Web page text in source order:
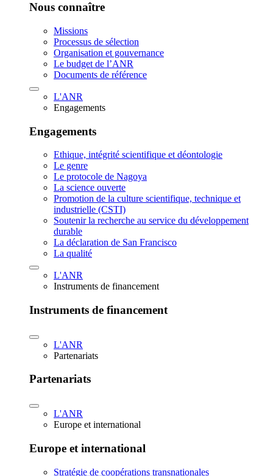
Nous connaître
Missions
Processus de sélection
Organisation et gouvernance
Le budget de l’ANR
Documents de référence
L'ANR
Engagements
Engagements
Ethique, intégrité scientifique et déontologie
Le genre
Le protocole de Nagoya
La science ouverte
Promotion de la culture scientifique, technique et
industrielle (CSTI)
Soutenir la recherche au service du développement
durable
La déclaration de San Francisco
La qualité
L'ANR
Instruments de financement
Instruments de financement
L'ANR
Partenariats
Partenariats
L'ANR
Europe et international
Europe et international
Stratégie de coopérations transnationales